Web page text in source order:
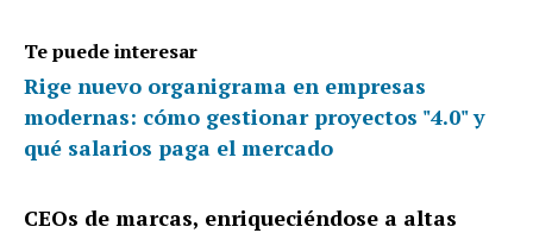
Te puede interesar
Rige nuevo organigrama en empresas
modernas: cómo gestionar proyectos "4.0" y
qué salarios paga el mercado
CEOs de marcas, enriqueciéndose a altas